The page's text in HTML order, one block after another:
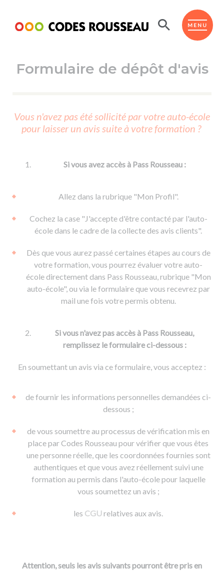
MENU
ESPACE ÉLÈVE
Code de la route
Passer l'ASSR
Réviser le code
Passer l'ETM
Permis voiture
Permis remorque
Permis & handicap
d'apprentissage
De la conduite en voiture
De la conduite à moto
Voir tous les supports
Formations pro.
Permis poids lourd
Formation FCO
Formation CACES
Devenir enseignant de la conduite
Ressources
Formulaire de dépôt d'avis
Vous n'avez pas été sollicité par votre auto-école
pour laisser un avis suite à votre formation ?
Si vous avez accès à Pass Rousseau :
Allez dans la rubrique "Mon Profil".
Cochez la case "J'accepte d'être contacté par l'auto-
école dans le cadre de la collecte des avis clients".
Dès que vous aurez passé certaines étapes au cours de
votre formation, vous pourrez évaluer votre auto-
école directement dans Pass Rousseau, rubrique "Mon
auto-école", ou via le formulaire que vous recevrez par
mail une fois votre permis obtenu.
Si vous n'avez pas accès à Pass Rousseau,
remplissez le formulaire ci-dessous :
En soumettant un avis via ce formulaire, vous acceptez :
de fournir les informations personnelles demandées ci-
dessous ;
de vous soumettre au processus de vérification mis en
place par Codes Rousseau pour vérifier que vous êtes
une personne réelle, que les coordonnées fournies sont
authentiques et que vous avez réellement suivi une
formation au permis dans l'auto-école pour laquelle
vous soumettez un avis ;
les CGUrelatives aux avis.
Attention, seuls les avis suivants pourront être pris en